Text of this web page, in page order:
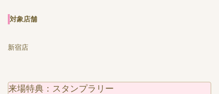
対象店舗
新宿店
来場特典：スタンプラリー